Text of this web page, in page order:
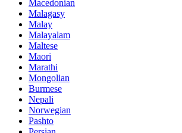
Macedonian
Malagasy
Malay
Malayalam
Maltese
Maori
Marathi
Mongolian
Burmese
Nepali
Norwegian
Pashto